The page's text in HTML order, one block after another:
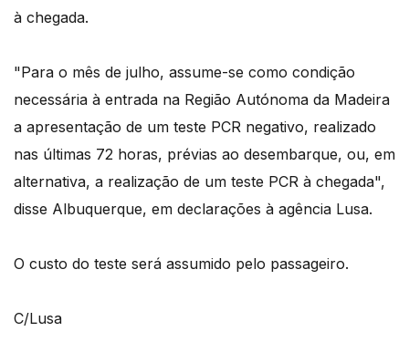
à chegada.
"Para o mês de julho, assume-se como condição
necessária à entrada na Região Autónoma da Madeira
a apresentação de um teste PCR negativo, realizado
nas últimas 72 horas, prévias ao desembarque, ou, em
alternativa, a realização de um teste PCR à chegada",
disse Albuquerque, em declarações à agência Lusa.
O custo do teste será assumido pelo passageiro.
C/Lusa